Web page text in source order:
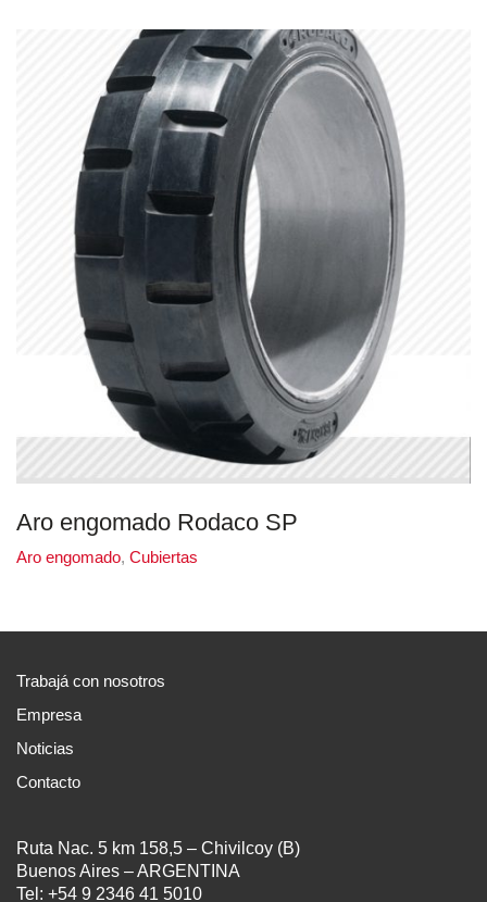
Aro engomado Rodaco SP
Aro engomado, Cubiertas
Trabajá con nosotros
Empresa
Noticias
Contacto
Ruta Nac. 5 km 158,5 – Chivilcoy (B)
Buenos Aires – ARGENTINA
Tel: +54 9 2346 41 5010